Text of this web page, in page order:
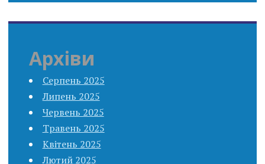
Архіви
Серпень 2025
Липень 2025
Червень 2025
Травень 2025
Квітень 2025
Лютий 2025